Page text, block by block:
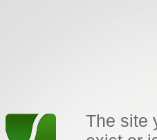
The site